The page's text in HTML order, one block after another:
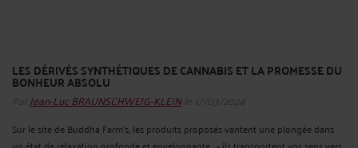
LES DÉRIVÉS SYNTHÉTIQUES DE CANNABIS ET LA PROMESSE DU
BONHEUR ABSOLU
Par Jean-Luc BRAUNSCHWEIG-KLEINle 17/03/2024
Sur le site de Buddha Farm’s, les produits proposés vantent une plongée dans